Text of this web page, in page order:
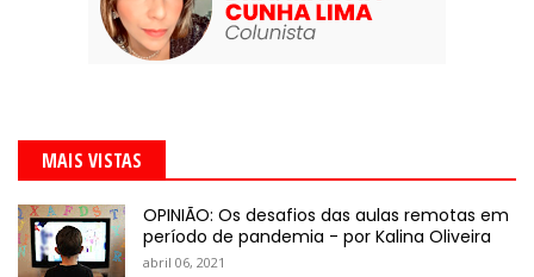
MAIS VISTAS
OPINIÃO: Os desafios das aulas remotas em
período de pandemia - por Kalina Oliveira
abril 06, 2021